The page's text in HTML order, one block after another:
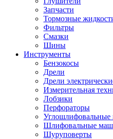
Запчасти
Тормозные
Фильтры
Смазки
Шины
Инструменты
Бензокосы
Дрели
Дрели
Измерительная
Лобзики
Перфораторы
Шлифовальные
Шуруповерты